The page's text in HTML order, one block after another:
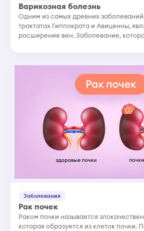
Варикозная болезнь
Одним из самых древних
трактатах Гиппократа и Авиценны,
расширение вен. Заболевание,
Заболевания
Рак почек
Раком почки называется
которая образуется из клеток почки.